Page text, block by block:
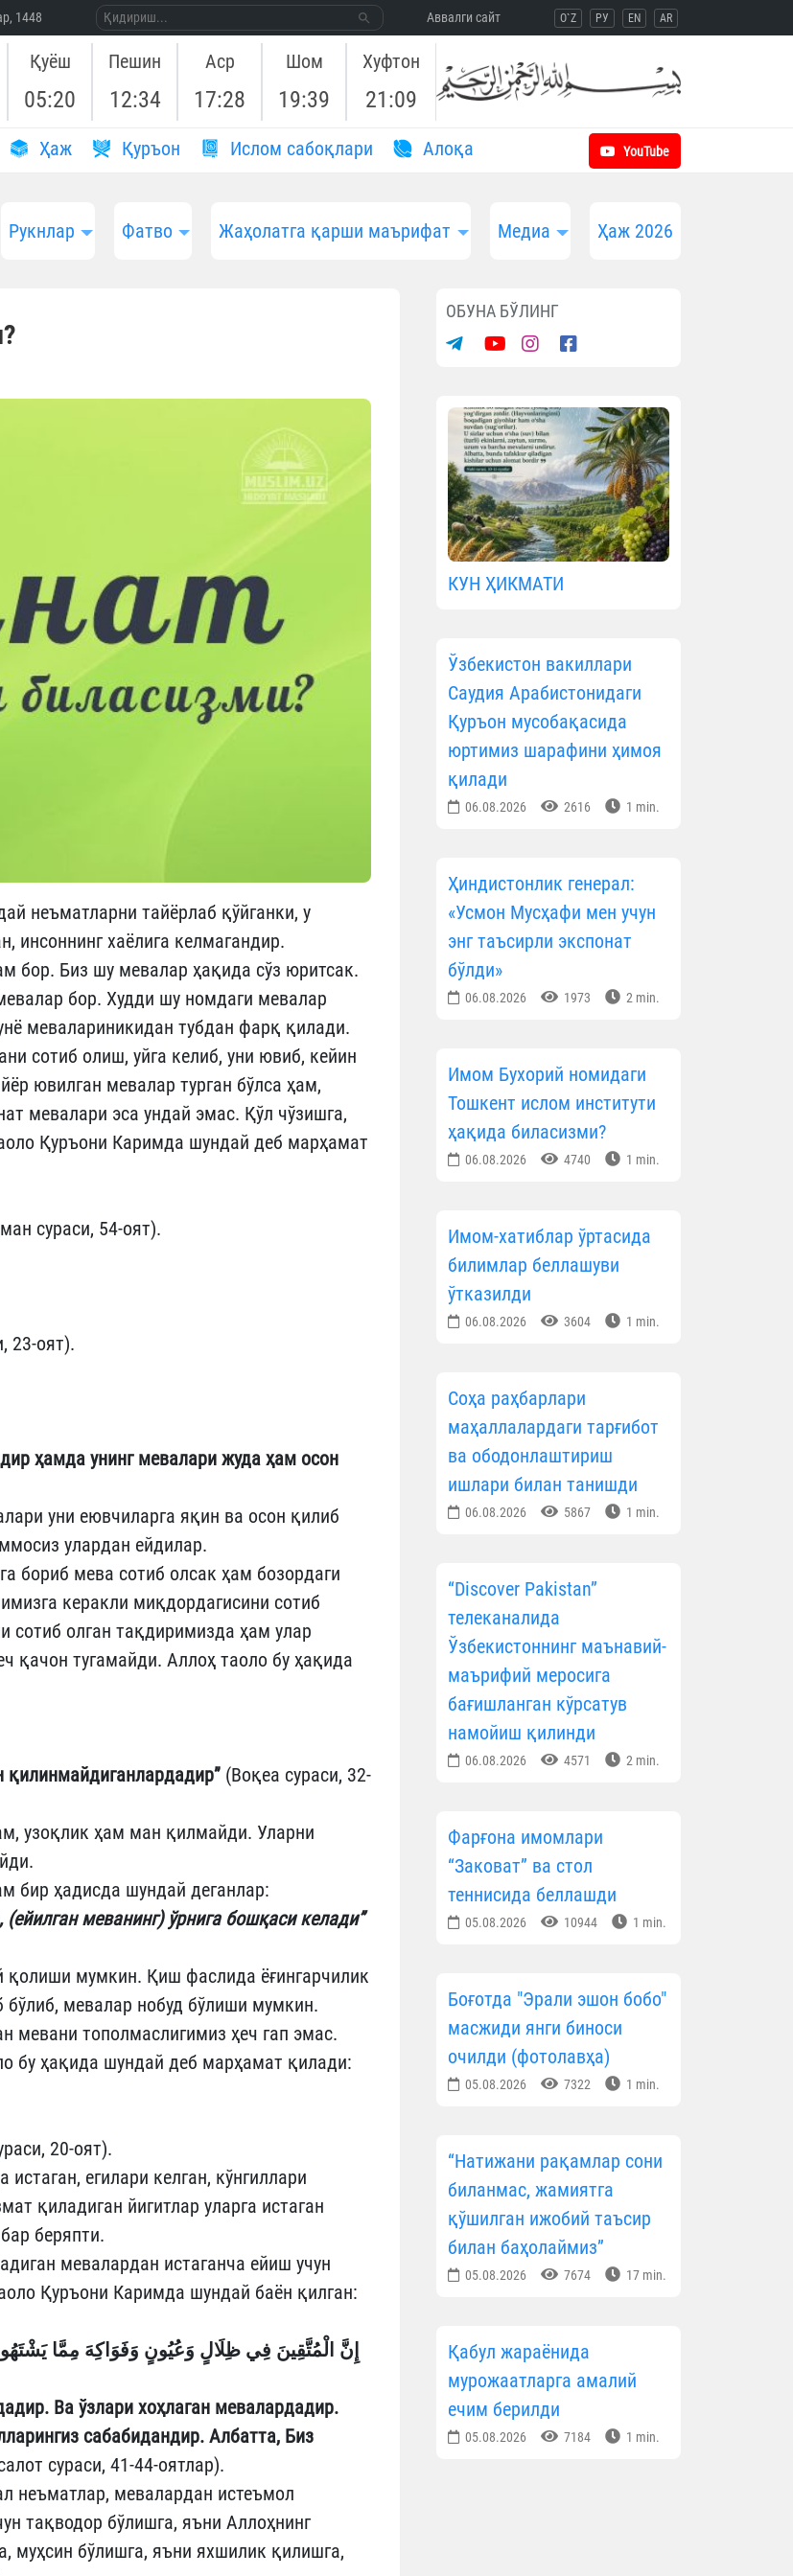
1448 Aввалги сайт O`Z РУ EN AR
Қуёш
05:20
Пешин
12:34
Аср
17:28
Шом
19:39
Хуфтон
21:09
Ҳаж Қуръон Ислом сабоқлари Aлоқа YouTube
Рукнлар Фатво Жаҳолатга қарши маърифат Медиа Ҳаж 2026
неъматларни тайёрлаб қўйганки, у
инсоннинг хаёлига келмагандир.
бор. Биз шу мевалар ҳақида сўз юритсак.
бор. Худди шу номдаги мевалар
мевалариникидан тубдан фарқ қилади.
сотиб олиш, уйга келиб, уни ювиб, кейин
ювилган мевалар турган бўлса ҳам,
мевалари эса ундай эмас. Қўл чўзишга,
Қуръони Каримда шундай деб марҳамат
сураси, 54-оят).
23-оят).
ҳамда унинг мевалари жуда ҳам осон
уни еювчиларга яқин ва осон қилиб
улардан ейдилар.
бориб мева сотиб олсак ҳам бозордаги
керакли миқдордагисини сотиб
сотиб олган тақдиримизда ҳам улар
қачон тугамайди. Аллоҳ таоло бу ҳақида
қилинмайдиганлардадир” (Воқеа сураси, 32-
узоқлик ҳам ман қилмайди. Уларни
бир ҳадисда шундай деганлар:
меванинг) ўрнига бошқаси келади”
қолиши мумкин. Қиш фаслида ёғингарчилик
мевалар нобуд бўлиши мумкин.
мевани тополмаслигимиз ҳеч гап эмас.
бу ҳақида шундай деб марҳамат қилади:
20-оят).
егилари келган, кўнгиллари
қиладиган йигитлар уларга истаган
беряпти.
мевалардан истаганча ейиш учун
Қуръони Каримда шундай баён қилган:
إِنَّ الْمُتَّقِينَ فِي ظِلَالٍ وَعُيُونٍ وَفَوَاكِهَ مِمَّا
Ва ўзлари хоҳлаган мевалардадир.
сабабидандир. Албатта, Биз
сураси, 41-44-оятлар).
неъматлар, мевалардан истеъмол
тақводор бўлишга, яъни Аллоҳнинг
муҳсин бўлишга, яъни яхшилик қилишга,
ОБУНА БЎЛИНГ
КУН ҲИКМАТИ
Ўзбекистон вакиллари
Саудия Арабистонидаги
Қуръон мусобақасида
юртимиз шарафини ҳимоя
қилади
06.08.2026 2616 1 min.
Ҳиндистонлик генерал:
«Усмон Мусҳафи мен учун
энг таъсирли экспонат
бўлди»
06.08.2026 1973 2 min.
Имом Бухорий номидаги
Тошкент ислом институти
ҳақида биласизми?
06.08.2026 4740 1 min.
Имом-хатиблар ўртасида
билимлар беллашуви
ўтказилди
06.08.2026 3604 1 min.
Соҳа раҳбарлари
маҳаллалардаги тарғибот
ва ободонлаштириш
ишлари билан танишди
06.08.2026 5867 1 min.
“Discover Pakistan”
телеканалида
Ўзбекистоннинг маънавий-
маърифий меросига
бағишланган кўрсатув
намойиш қилинди
06.08.2026 4571 2 min.
Фарғона имомлари
“Заковат” ва стол
теннисида беллашди
05.08.2026 10944 1 min.
Боғотда "Эрали эшон бобо"
масжиди янги биноси
очилди (фотолавҳа)
05.08.2026 7322 1 min.
“Натижани рақамлар сони
биланмас, жамиятга
қўшилган ижобий таъсир
билан баҳолаймиз”
05.08.2026 7674 17 min.
Қабул жараёнида
мурожаатларга амалий
ечим берилди
05.08.2026 7184 1 min.